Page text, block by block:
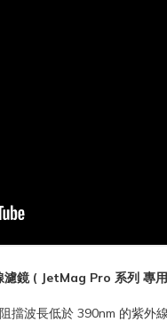
鏡 ( JetMag Pro 系列 專
擋波長低於 390nm 的紫